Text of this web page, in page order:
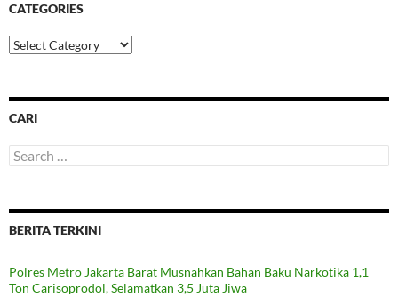
CATEGORIES
Categories
CARI
Search
for:
BERITA TERKINI
Polres Metro Jakarta Barat Musnahkan Bahan Baku Narkotika 1,1
Ton Carisoprodol, Selamatkan 3,5 Juta Jiwa